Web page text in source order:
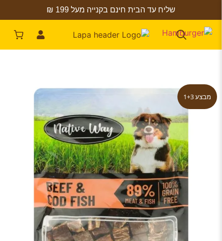
שליח עד הבית חינם בקנייה מעל 199 ₪
מבצע 1+3